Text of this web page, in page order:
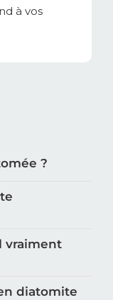
à vos
?
vraiment
diatomite